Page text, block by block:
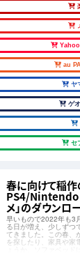
au
ヤ
ゲ
セ
春に向けて稲作
PS4/Nintendo
メ」のダウンロ
早いもので2022年も3
る日が増え、少しずつ
てきました。この春、
を探したり、家具や家
ょうか。ソファベッ